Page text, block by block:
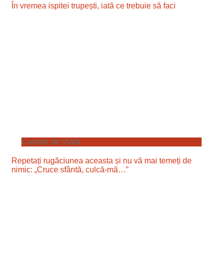
În vremea ispitei trupești, iată ce trebuie să faci
Cuvinte de Viață
Repetați rugăciunea aceasta și nu vă mai temeți de
nimic: „Cruce sfântă, culcă-mă…”